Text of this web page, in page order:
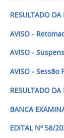
RESULTADO DA
AVISO -
AVISO -
AVISO - Sessão
RESULTADO DA
BANCA
EDITAL Nº 58/